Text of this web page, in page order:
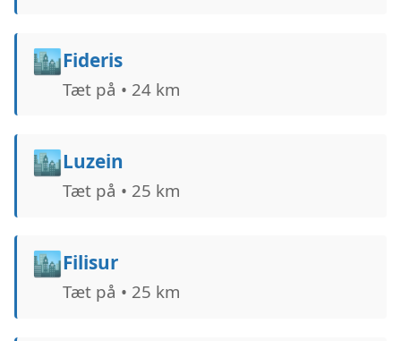
🏙️Fideris
Tæt på • 24 km
🏙️Luzein
Tæt på • 25 km
🏙️Filisur
Tæt på • 25 km